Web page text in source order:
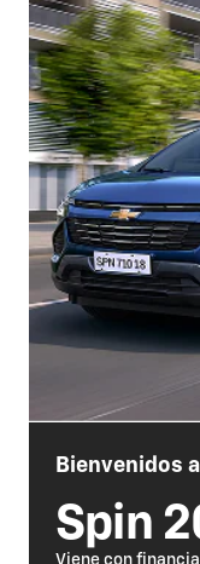
Bienvenidos
Spin
Viene con